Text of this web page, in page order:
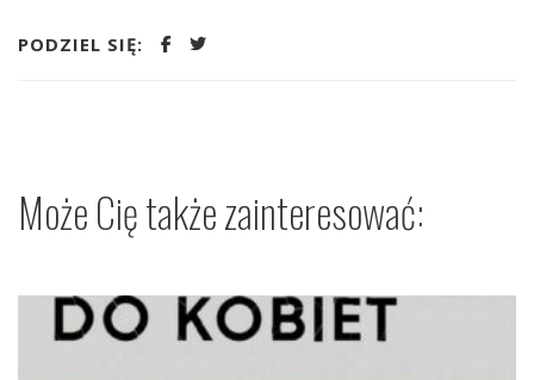
PODZIEL SIĘ:
Może Cię także zainteresować: